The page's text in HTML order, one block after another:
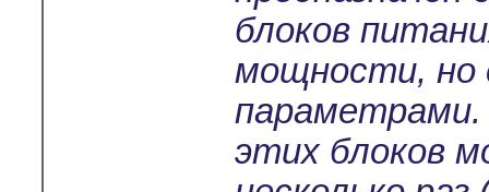
блоков
мощности, но
этих блоков